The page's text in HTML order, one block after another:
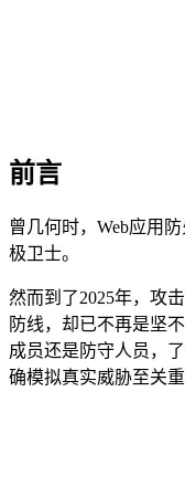
前言
曾几何时，Web应用
极卫士。
然而到了2025年，攻
防线，却已不再是坚
成员还是防守人员，
确模拟真实威胁至关重